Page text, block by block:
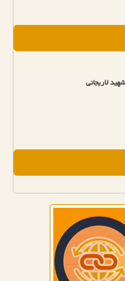
لاریجانی